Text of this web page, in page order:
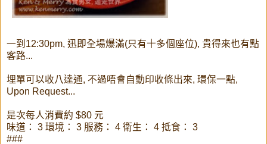
一到12:30pm, 迅即全場爆滿(只有十多個座位), 貴得來也有點
客路...
埋單可以收八達通, 不過唔會自動印收條出來, 環保一點,
Upon Request...
是次每人消費約 $80 元
味道： 3 環境： 3 服務： 4 衛生： 4 抵食： 3
###